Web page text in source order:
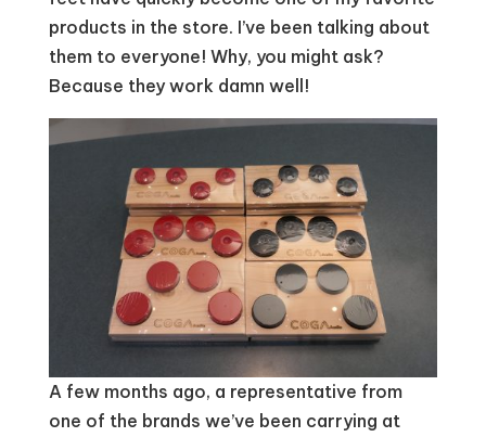
products in the store. I’ve been talking about
them to everyone! Why, you might ask?
Because they work damn well!
A few months ago, a representative from
one of the brands we’ve been carrying at